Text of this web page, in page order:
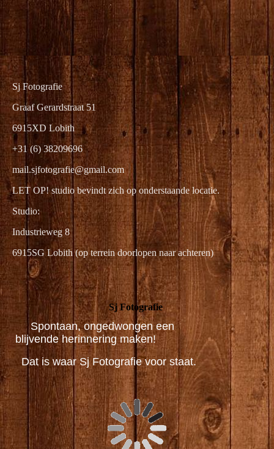
Sj Fotografie
Graaf Gerardstraat 51
6915XD Lobith
+31 (6) 38209696
mail.sjfotografie@gmail.com
LET OP! studio bevindt zich op onderstaande locatie.
Studio:
Industrieweg 8
6915SG Lobith (op terrein doorlopen naar achteren)
Sj Fotografie
Spontaan, ongedwongen een
blijvende herinnering maken!
Dat is waar Sj Fotografie voor staat.